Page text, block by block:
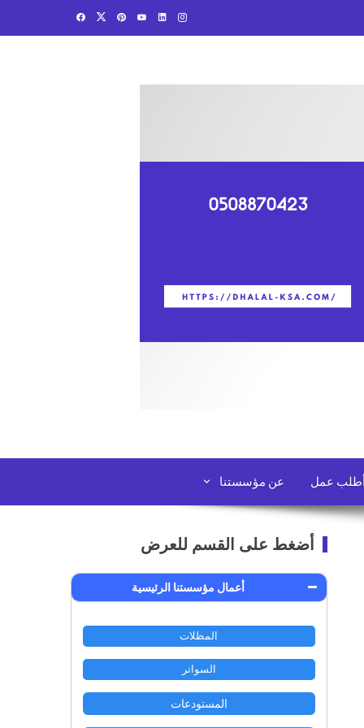
أطلب عمل عن مؤسستنا
أضغط على القسم للعرض
أعمال مؤسستنا الرئيسية
المظلات
السواتر
المستودعات